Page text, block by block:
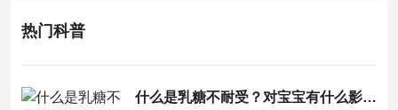
热门科普
什么是乳糖不耐受？对宝宝有什么影响？